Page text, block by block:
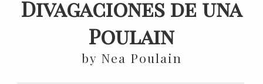
Divagaciones de una
Poulain
by Nea Poulain